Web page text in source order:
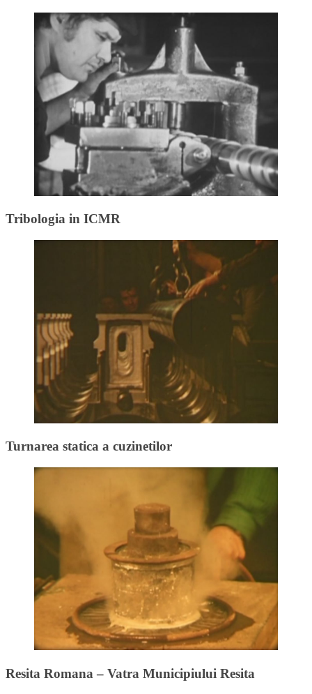
Tribologia in ICMR
Turnarea statica a cuzinetilor
Resita Romana – Vatra Municipiului Resita